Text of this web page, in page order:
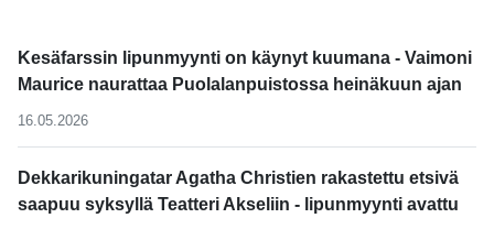
Kesäfarssin lipunmyynti on käynyt kuumana - Vaimoni
Maurice naurattaa Puolalanpuistossa heinäkuun ajan
16.05.2026
Dekkarikuningatar Agatha Christien rakastettu etsivä
saapuu syksyllä Teatteri Akseliin - lipunmyynti avattu